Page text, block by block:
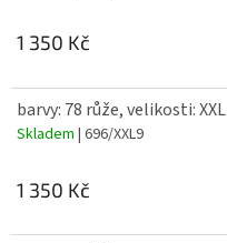
1 350 Kč
barvy: 78 růže, velikosti: XXL
Skladem | 696/XXL9
1 350 Kč